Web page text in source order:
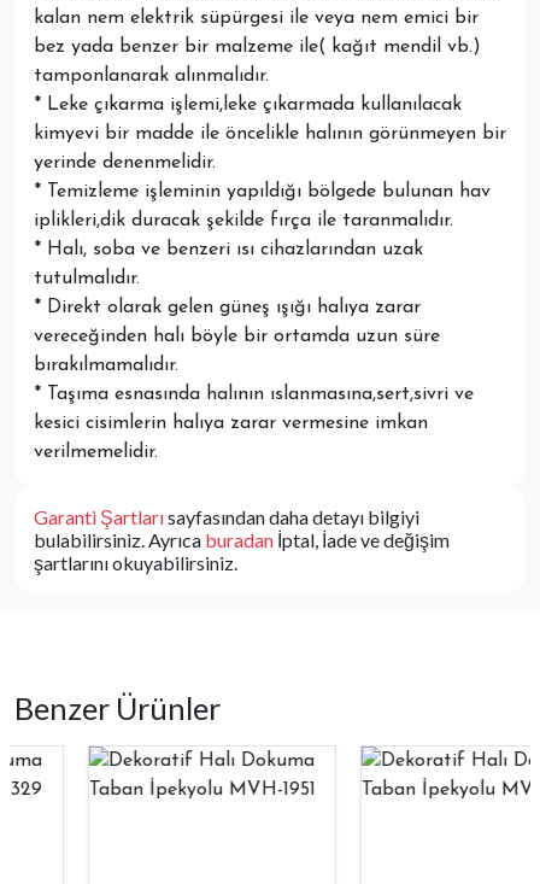
kalan nem elektrik süpürgesi ile veya nem emici bir
bez yada benzer bir malzeme ile( kağıt mendil vb.)
tamponlanarak alınmalıdır.
* Leke çıkarma işlemi,leke çıkarmada kullanılacak
kimyevi bir madde ile öncelikle halının görünmeyen bir
yerinde denenmelidir.
* Temizleme işleminin yapıldığı bölgede bulunan hav
iplikleri,dik duracak şekilde fırça ile taranmalıdır.
* Halı, soba ve benzeri ısı cihazlarından uzak
tutulmalıdır.
* Direkt olarak gelen güneş ışığı halıya zarar
vereceğinden halı böyle bir ortamda uzun süre
bırakılmamalıdır.
* Taşıma esnasında halının ıslanmasına,sert,sivri ve
kesici cisimlerin halıya zarar vermesine imkan
verilmemelidir.
Garanti Şartlarısayfasından daha detayı bilgiyi
bulabilirsiniz. Ayrıca buradan İptal, İade ve değişim
şartlarını okuyabilirsiniz.
Benzer Ürünler